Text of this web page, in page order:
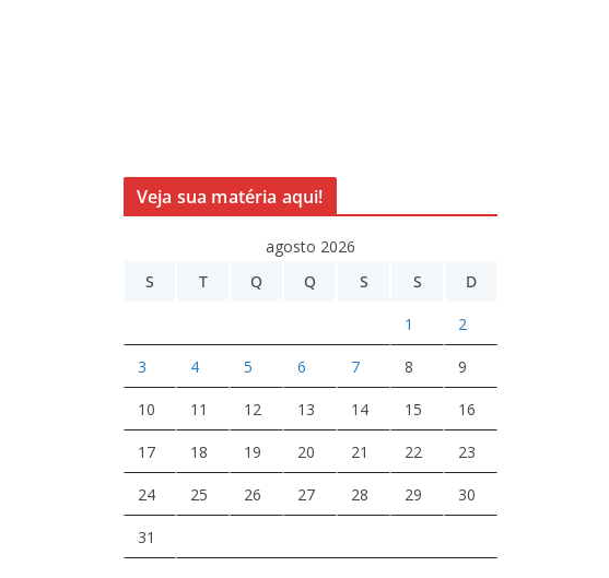
Veja sua matéria aqui!
agosto 2026
S
T Q Q S S D
1 2
3 4 5 6 7 8 9
10 11 12 13 14 15 16
17 18 19 20 21 22 23
24 25 26 27 28 29 30
31